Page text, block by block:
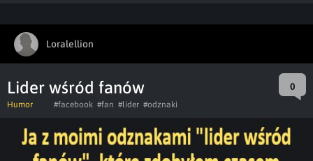
Loralellion
Lider wśród fanów 0
Humor #facebook #fan #lider #odznaki